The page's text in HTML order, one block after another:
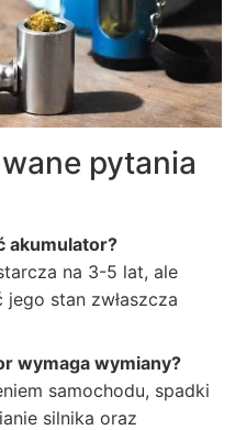
pytania
akumulator?
na 3-5 lat, ale
stan zwłaszcza
wymaga wymiany?
samochodu, spadki
silnika oraz